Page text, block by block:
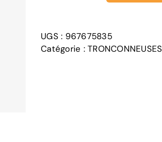
38SN
UGS : 967675835
Catégorie :TRONCONNEUSES